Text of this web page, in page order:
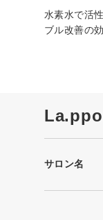
水素水で活
ブル改善の
サロン名